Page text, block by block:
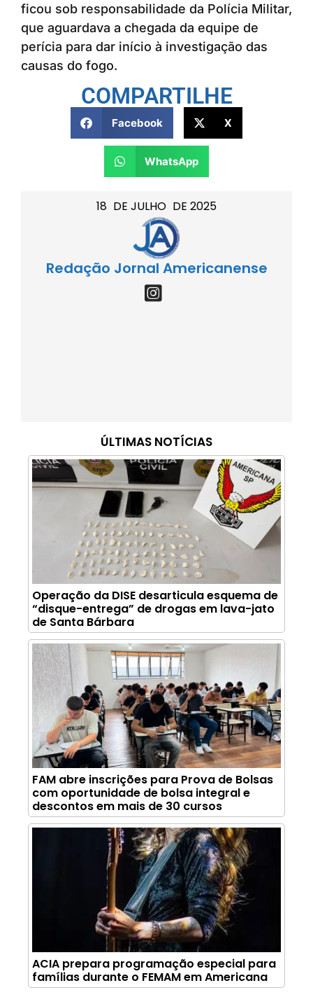
18 DE JULHO DE 2025
Redação Jornal Americanense
ÚLTIMAS NOTÍCIAS
Operação da DISE desarticula esquema de
“disque-entrega” de drogas em lava-jato
de Santa Bárbara
FAM abre inscrições para Prova de Bolsas
com oportunidade de bolsa integral e
descontos em mais de 30 cursos
ACIA prepara programação especial para
famílias durante o FEMAM em Americana
ficou sob responsabilidade da Polícia Militar,
que aguardava a chegada da equipe de
perícia para dar início à investigação das
causas do fogo.
COMPARTILHE
Facebook X
WhatsApp